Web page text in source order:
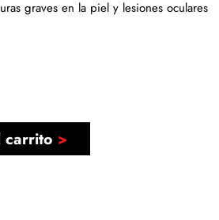
graves en la piel y lesiones oculares
carrito